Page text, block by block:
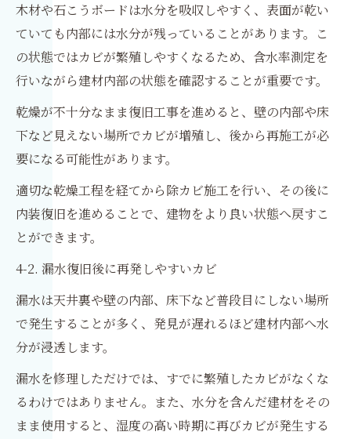
木材や石こうボードは水分を吸収しやすく、表面が乾い
ていても内部には水分が残っていることがあります。こ
の状態ではカビが繁殖しやすくなるため、含水率測定を
行いながら建材内部の状態を確認することが重要です。
乾燥が不十分なまま復旧工事を進めると、壁の内部や床
下など見えない場所でカビが増殖し、後から再施工が必
要になる可能性があります。
適切な乾燥工程を経てから除カビ施工を行い、その後に
内装復旧を進めることで、建物をより良い状態へ戻すこ
とができます。
4-2. 漏水復旧後に再発しやすいカビ
漏水は天井裏や壁の内部、床下など普段目にしない場所
で発生することが多く、発見が遅れるほど建材内部へ水
分が浸透します。
漏水を修理しただけでは、すでに繁殖したカビがなくな
るわけではありません。また、水分を含んだ建材をその
まま使用すると、湿度の高い時期に再びカビが発生する